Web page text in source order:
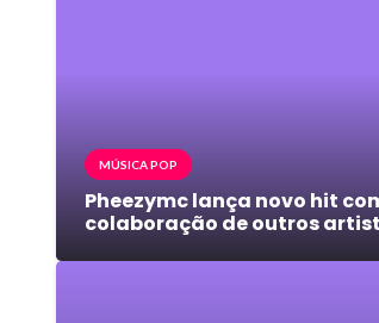
MÚSICA POP
Pheezymc lança novo hit
colaboração de outros